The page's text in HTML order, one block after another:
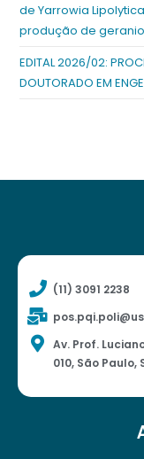
de Yarrowia
produção de
EDITAL 2026/02:
DOUTORADO EM
(11) 3091 2238
Av. Prof.
010, São Paulo,